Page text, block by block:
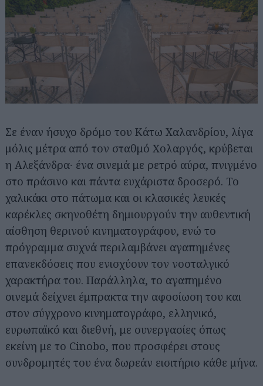
Σε έναν ήσυχο δρόμο του Κάτω Χαλανδρίου, λίγα
μόλις μέτρα από τον σταθμό Χολαργός, κρύβεται
η Αλεξάνδρα∙ ένα σινεμά με ρετρό αύρα, πνιγμένο
στο πράσινο και πάντα ευχάριστα δροσερό. Το
χαλικάκι στο πάτωμα και οι κλασικές λευκές
καρέκλες σκηνοθέτη δημιουργούν την αυθεντική
αίσθηση θερινού κινηματογράφου, ενώ το
πρόγραμμα συχνά περιλαμβάνει αγαπημένες
επανεκδόσεις που ενισχύουν τον νοσταλγικό
χαρακτήρα του. Παράλληλα, το αγαπημένο
σινεμά δείχνει έμπρακτα την αφοσίωση του και
στον σύγχρονο κινηματογράφο, ελληνικό,
ευρωπαϊκό και διεθνή, με συνεργασίες όπως
εκείνη με το Cinobo, που προσφέρει στους
συνδρομητές του ένα δωρεάν εισιτήριο κάθε μήνα.